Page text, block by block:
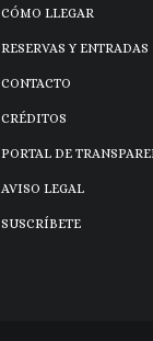
CÓMO LLEGAR
RESERVAS Y ENTRADAS
CONTACTO
CRÉDITOS
PORTAL DE
AVISO LEGAL
SUSCRÍBETE